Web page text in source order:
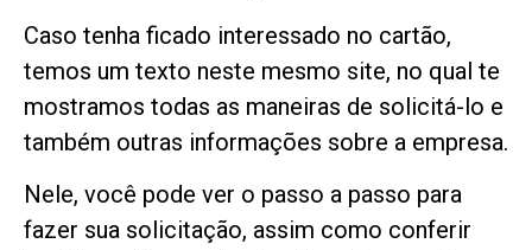
Caso tenha ficado interessado no cartão,
temos um texto neste mesmo site, no qual te
mostramos todas as maneiras de solicitá-lo e
também outras informações sobre a empresa.
Nele, você pode ver o passo a passo para
fazer sua solicitação, assim como conferir